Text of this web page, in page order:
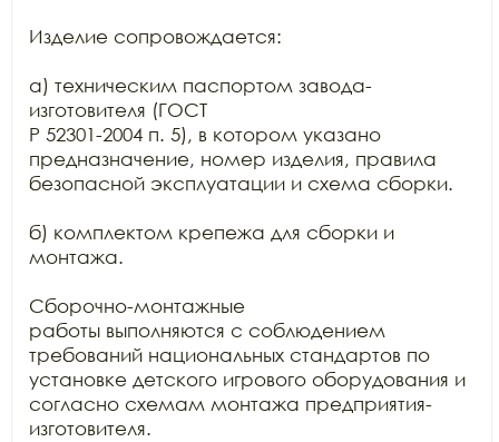
Изделие сопровождается:
а) техническим паспортом завода-
изготовителя (ГОСТ
Р 52301-2004 п. 5), в котором указано
предназначение, номер изделия, правила
безопасной эксплуатации и схема сборки.
б) комплектом крепежа для сборки и
монтажа.
Сборочно-монтажные
работы выполняются с соблюдением
требований национальных стандартов по
установке детского игрового оборудования и
согласно схемам монтажа предприятия-
изготовителя.